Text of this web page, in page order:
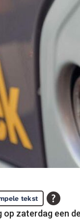
tekst
zaterdag een